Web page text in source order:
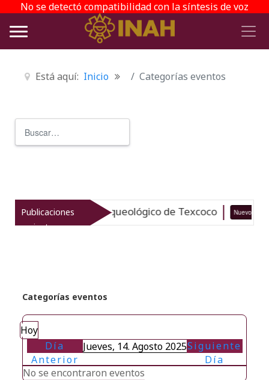
No se detectó compatibilidad con la síntesis de voz
Está aquí: Inicio Categorías eventos
Publicaciones
recientes
el patrimonio arqueológico de Texcoco Nuevo
Categorías eventos
Hoy
Día
Anterior
Jueves, 14. Agosto 2025Siguiente
Día
No se encontraron eventos